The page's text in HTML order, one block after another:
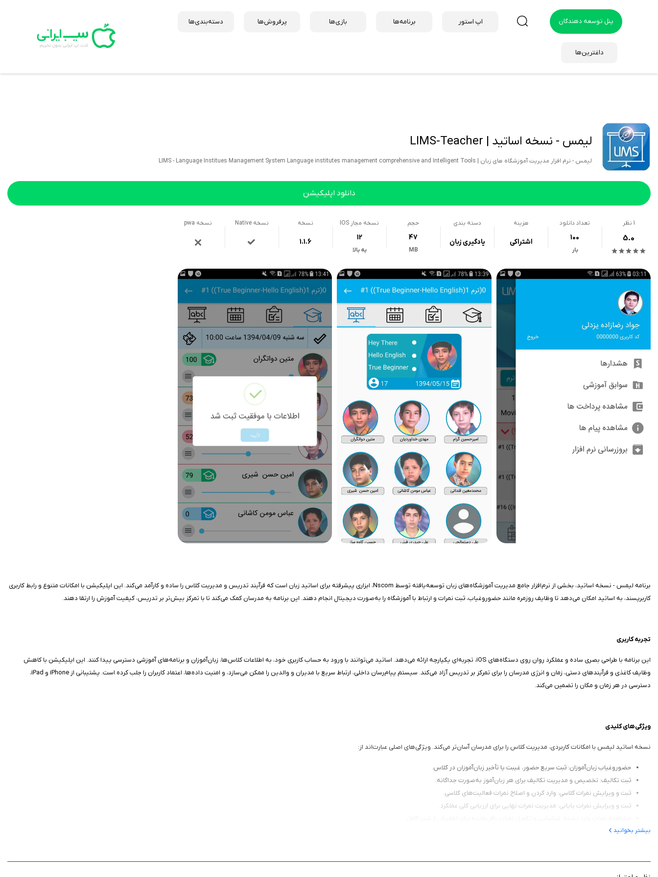
پنل توسعه دهندگان اپ استور برنامه‌ها بازی‌ها پرفروش‌ها دسته‌بندی‌ها
داغترین‌ها
لیمس - نسخه اساتید | LIMS-Teacher
لیمس - نرم افزار مدیریت آموزشگاه های زبان | LIMS - Language Institues Management System Language institutes management comprehensive and Intelligent Tools
دانلود اپلیکیشن
1 نظر
5.0
تعداد دانلود
100
بار
هزینه
اشتراکی
دسته بندی
یادگیری زبان
حجم
47
MB
نسخه مجاز IOS
12
به بالا
نسخه
1.1.6
نسخه Native نسخه pwa
برنامه لیمس - نسخه اساتید، بخشی از نرم‌افزار جامع مدیریت آموزشگاه‌های زبان توسعه‌یافته توسط Nscom، ابزاری پیشرفته برای اساتید زبان است که فرآیند تدریس و مدیریت کلاس را ساده و کارآمد می‌کند. این اپلیکیشن با امکانات متنوع و رابط کاربری
کاربرپسند، به اساتید امکان می‌دهد تا وظایف روزمره مانند حضوروغیاب، ثبت نمرات و ارتباط با آموزشگاه را به‌صورت دیجیتال انجام دهند. این برنامه به مدرسان کمک می‌کند تا با تمرکز بیش‌تر بر تدریس، کیفیت آموزش را ارتقا دهند.
تجربه کاربری
این برنامه با طراحی بصری ساده و عملکرد روان روی دستگاه‌های iOS، تجربه‌ای یکپارچه ارائه می‌دهد. اساتید می‌توانند با ورود به حساب کاربری خود، به اطلاعات کلاس‌ها، زبان‌آموزان و برنامه‌های آموزشی دسترسی پیدا کنند. این اپلیکیشن با کاهش
وظایف کاغذی و فرآیندهای دستی، زمان و انرژی مدرسان را برای تمرکز بر تدریس آزاد می‌کند. سیستم پیام‌رسان داخلی، ارتباط سریع با مدیران و والدین را ممکن می‌سازد، و امنیت داده‌ها، اعتماد کاربران را جلب کرده است. پشتیبانی از iPhone و iPad،
دسترسی در هر زمان و مکان را تضمین می‌کند.
ویژگی‌های کلیدی
نسخه اساتید لیمس با امکانات کاربردی، مدیریت کلاس را برای مدرسان آسان‌تر می‌کند. ویژگی‌های اصلی عبارت‌اند از:
حضوروغیاب زبان‌آموزان: ثبت سریع حضور، غیبت یا تأخیر زبان‌آموزان در کلاس.
ثبت تکالیف: تخصیص و مدیریت تکالیف برای هر زبان‌آموز به‌صورت جداگانه.
ثبت و ویرایش نمرات کلاسی: وارد کردن و اصلاح نمرات فعالیت‌های کلاسی.
ثبت و ویرایش نمرات پایانی: مدیریت نمرات نهایی برای ارزیابی کلی عملکرد.
مشاهده برنامه هفتگی: دسترسی به برنامه کلاس‌ها و زمان‌بندی تدریس.بیشتر بخوانید